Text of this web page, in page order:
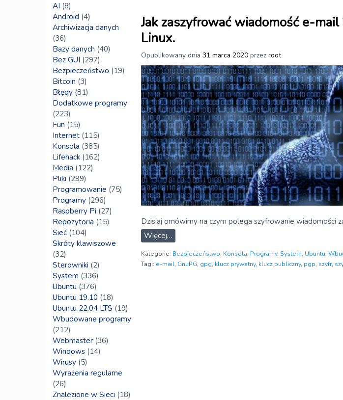
Jak zaszyfrować wiadomość e-
Linux.
Opublikowany dnia 31 marca 2020 przez root
Dzisiaj omówimy na czym polega szyfrowanie wiadomości
Więcej…
Kategorie: Bezpieczeństwo, Konsola, Programy, System, Ubuntu,
Tagi: e-mail, GnuPG, gpg, klucz prywatny, klucz publiczny, pgp, szyfr,
AI (8)
Android (4)
Archiwizacja danych
(36)
Bazy danych (40)
Bez GUI (297)
Bezpieczeństwo (19)
Bitcoin (3)
Błędy (81)
Dodatkowe programy
(223)
Fun (15)
Internet (115)
Konsola (385)
Lifehack (162)
Media (122)
Pliki (299)
Programowanie (75)
Programy (296)
Raspberry Pi (27)
Repozytoria (15)
Sieć (104)
Skróty klawiszowe
(32)
Sterowniki (2)
System (336)
Ubuntu (376)
Ubuntu 19.10 (18)
Ubuntu 22.04 LTS (19)
Wbudowane programy
(212)
Webmaster (36)
Windows (14)
Wirusy (5)
Wyrażenia regularne
(26)
Znalezione w Sieci (18)